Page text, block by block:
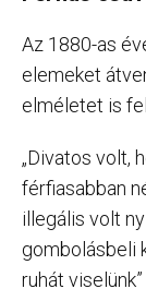
Az 1880-as
elemeket
elméletet is
„Divatos volt,
férfiasabban
illegális volt
gombolásbeli
ruhát